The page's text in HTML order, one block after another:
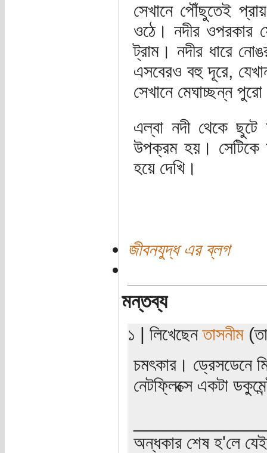
সেখানে পৌঁছুতেই
ওঠে। নদীর ওপরকার
ট্রাম। নদীর ধারে
এসবেরও বহু দূরে,
সেখানে মেঘাচ্ছন্ন
এল্বা নদী থেকে ছুটে
উপক্রম হয়। সেটিকে
হয়ে দেখি।
জীবনযুদ্ধ এর ব্লগ
মন্তব্য
১ | লিখেছেনতাসনীম
চমৎকার। ড্রেসডেনে
নেটফ্লিক্সে একটা
অন্ধকার শেষ হ'লে